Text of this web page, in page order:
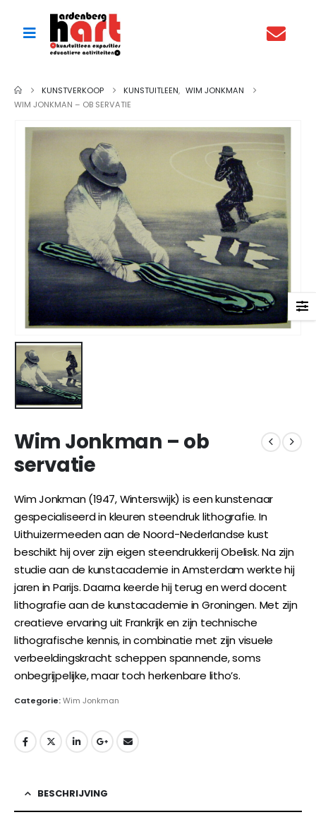
KUNSTVERKOOP KUNSTUITLEEN, WIM JONKMAN
WIM JONKMAN – OB SERVATIE
Wim Jonkman – ob
servatie
Wim Jonkman (1947, Winterswijk) is een kunstenaar
gespecialiseerd in kleuren steendruk lithografie. In
Uithuizermeeden aan de Noord-Nederlandse kust
beschikt hij over zijn eigen steendrukkerij Obelisk. Na zijn
studie aan de kunstacademie in Amsterdam werkte hij
jaren in Parijs. Daarna keerde hij terug en werd docent
lithografie aan de kunstacademie in Groningen. Met zijn
creatieve ervaring uit Frankrijk en zijn technische
lithografische kennis, in combinatie met zijn visuele
verbeeldingskracht scheppen spannende, soms
onbegrijpelijke, maar toch herkenbare litho’s.
Categorie:Wim Jonkman
BESCHRIJVING